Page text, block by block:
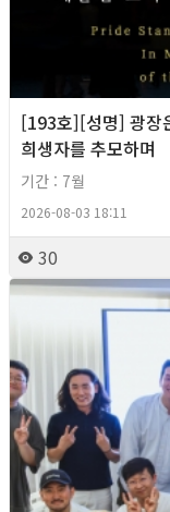
[193호][성명] 광장
희생자를 추모하며
기간 : 7월
2026-08-03 18:11
30